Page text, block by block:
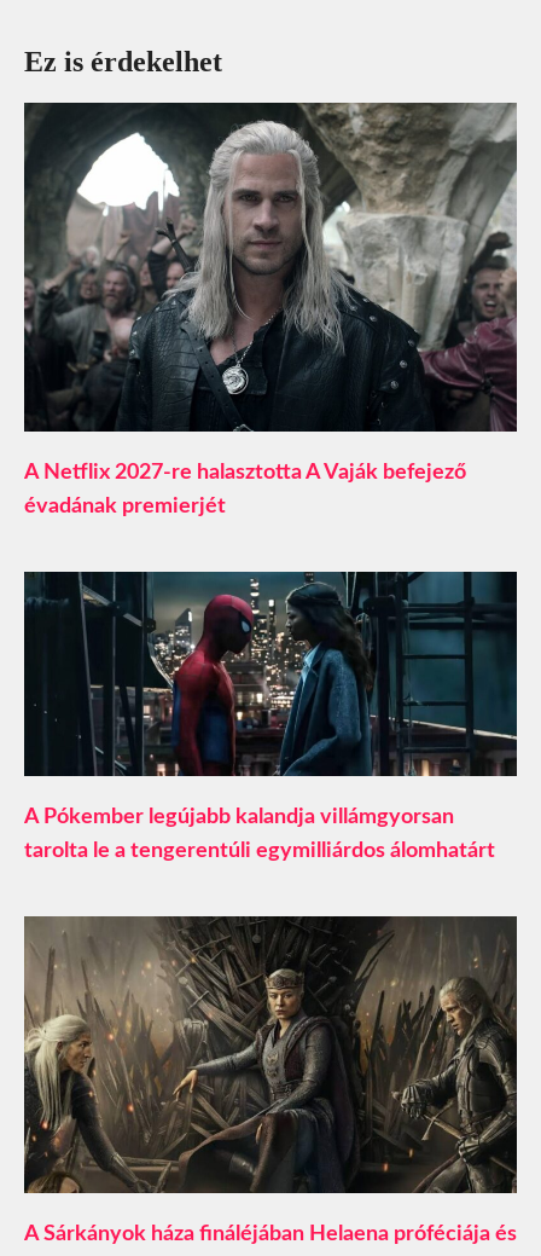
Ez is érdekelhet
A Netflix 2027-re halasztotta A Vaják befejező
évadának premierjét
A Pókember legújabb kalandja villámgyorsan
tarolta le a tengerentúli egymilliárdos álomhatárt
A Sárkányok háza fináléjában Helaena próféciája és